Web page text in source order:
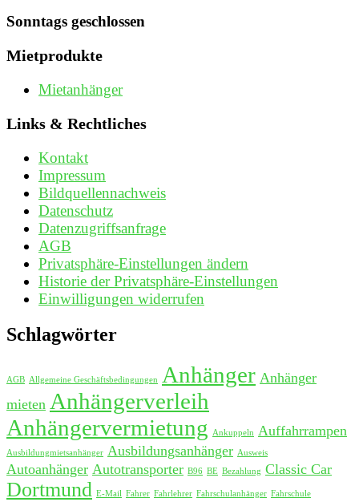
Sonntags geschlossen
Mietprodukte
Mietanhänger
Links & Rechtliches
Kontakt
Impressum
Bildquellennachweis
Datenschutz
Datenzugriffsanfrage
AGB
Privatsphäre-Einstellungen ändern
Historie der Privatsphäre-Einstellungen
Einwilligungen widerrufen
Schlagwörter
AGB Allgemeine Geschäftsbedingungen Anhänger Anhänger
mieten Anhängerverleih
Anhängervermietung
Ankuppeln Auffahrrampen
Ausbildungmietsanhänger Ausbildungsanhänger Ausweis
Autoanhänger Autotransporter B96 BE Bezahlung Classic Car
Dortmund E-Mail Fahrer Fahrlehrer Fahrschulanhänger Fahrschule